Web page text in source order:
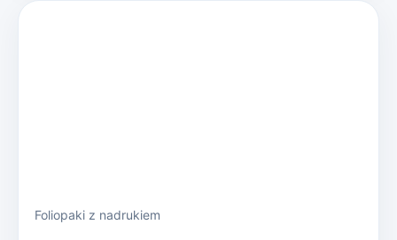
Foliopaki z nadrukiem